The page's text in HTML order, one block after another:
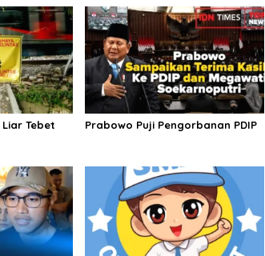
Tebet Prabowo Puji Pengorbanan PDIP